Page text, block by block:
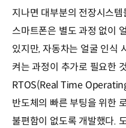
지나면 대부분의 전장시스
스마트폰은 별도 과정 없이
있지만, 자동차는 얼굴 인식
켜는 과정이 추가로 필요한
RTOS(Real Time
반도체의 빠른 부팅을 위한
불편함이 없도록 개발했다.